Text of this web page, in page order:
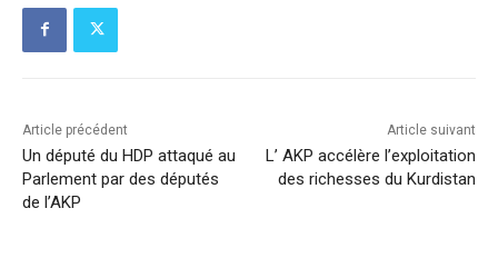
Article précédent
Un député du HDP attaqué au
Parlement par des députés
de l’AKP
Article suivant
L’ AKP accélère l’exploitation
des richesses du Kurdistan